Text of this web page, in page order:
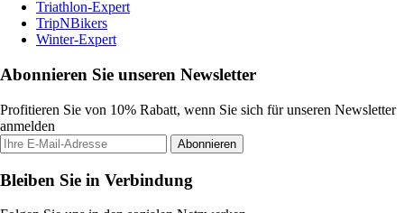
Triathlon-Expert
TripNBikers
Winter-Expert
Abonnieren Sie unseren Newsletter
Profitieren Sie von 10% Rabatt, wenn Sie sich für unseren Newsletter
anmelden
Abonnieren
Bleiben Sie in Verbindung